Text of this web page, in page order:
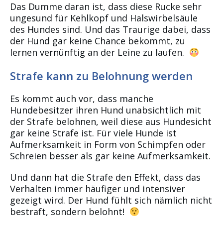
Das Dumme daran ist, dass diese Rucke sehr
ungesund für Kehlkopf und Halswirbelsäule
des Hundes sind. Und das Traurige dabei, dass
der Hund gar keine Chance bekommt, zu
lernen vernünftig an der Leine zu laufen.
Strafe kann zu Belohnung werden
Es kommt auch vor, dass manche
Hundebesitzer ihren Hund unabsichtlich mit
der Strafe belohnen, weil diese aus Hundesicht
gar keine Strafe ist. Für viele Hunde ist
Aufmerksamkeit in Form von Schimpfen oder
Schreien besser als gar keine Aufmerksamkeit.
Und dann hat die Strafe den Effekt, dass das
Verhalten immer häufiger und intensiver
gezeigt wird. Der Hund fühlt sich nämlich nicht
bestraft, sondern belohnt!